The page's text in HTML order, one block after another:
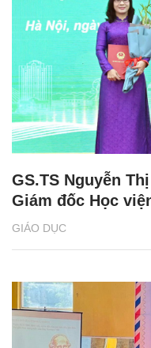
GIÁO DỤC
GS.TS Nguyễn
Giám đốc Học